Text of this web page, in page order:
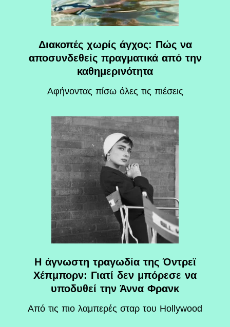
Διακοπές χωρίς άγχος: Πώς να
αποσυνδεθείς πραγματικά από την
καθημερινότητα
Αφήνοντας πίσω όλες τις πιέσεις
Η άγνωστη τραγωδία της Όντρεϊ
Χέπμπορν: Γιατί δεν μπόρεσε να
υποδυθεί την Άννα Φρανκ
Aπό τις πιο λαμπερές σταρ του Hollywood